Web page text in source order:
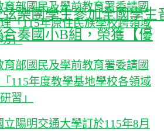
樂團學生參加全國學生
奏國小B組，榮獲【優
育部國民及學前教育署委請國
「115年原住民族學校跨領域
」
育部國民及學前教育署委請國
115年度教學基地學校各領域
習」
立陽明交通大學訂於115年8月